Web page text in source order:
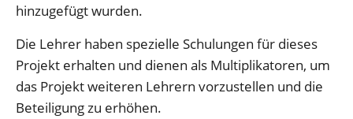
hinzugefügt wurden.
Die Lehrer haben spezielle Schulungen für dieses
Projekt erhalten und dienen als Multiplikatoren, um
das Projekt weiteren Lehrern vorzustellen und die
Beteiligung zu erhöhen.